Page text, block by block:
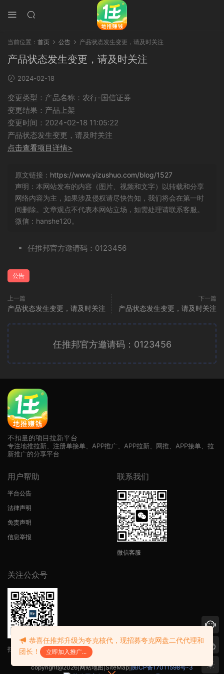
当前位置： 首页 公告 产品状态发生变更，请及时关注
产品状态发生变更，请及时关注
2024-02-18
变更类型：产品名称：农行-国信证券
变更结果：产品上架
变更时间：2024-02-18 11:05:22
产品状态发生变更，请及时关注
点击查看项目详情>
原文链接： https://www.yizushuo.com/blog/1527
声明：本网站发布的内容（图片、视频和文字）以转载和分享
网络内容为主，如果涉及侵权请尽快告知，我们将会在第一时
间删除。文章观点不代表本网站立场，如需处理请联系客服。
微信：hanshe120。
任推邦官方邀请码：0123456
公告
上一篇
产品状态发生变更，请及时关注
下一篇
产品状态发生变更，请及时关注
任推邦官方邀请码：0123456
不扣量的项目拉新平台
专注地推拉新、注册单接单、APP推广、APP拉新、网推、APP接单、拉
新推广的分享平台
用户帮助
平台公告
法律声明
免责声明
信息举报
联系我们
微信客服
关注公众号
扫码获得最新资讯
copyright@2026|网站地图|SiteMap|陕ICP备17011598号-3
恭喜任推邦升级为夸克核代，现招募夸克网盘二代代理和
团长！
立即加入推广...